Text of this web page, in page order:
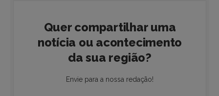
Quer compartilhar uma
notícia ou acontecimento
da sua região?
Envie para a nossa redação!